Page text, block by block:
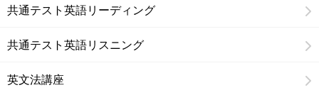
共通テスト英語リーディング
共通テスト英語リスニング
英文法講座